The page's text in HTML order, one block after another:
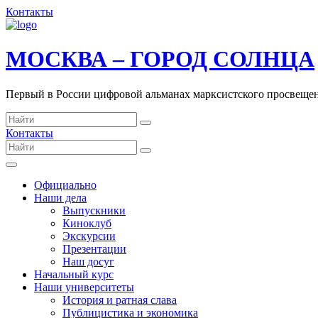
Контакты
МОСКВА – ГОРОД СОЛНЦА
Первый в России цифровой альманах марксистского
Контакты
Официально
Наши дела
Выпускники
Киноклуб
Экскурсии
Презентации
Наш досуг
Начальный курс
Наши университеты
История и ратная слава
Публицистика и экономика